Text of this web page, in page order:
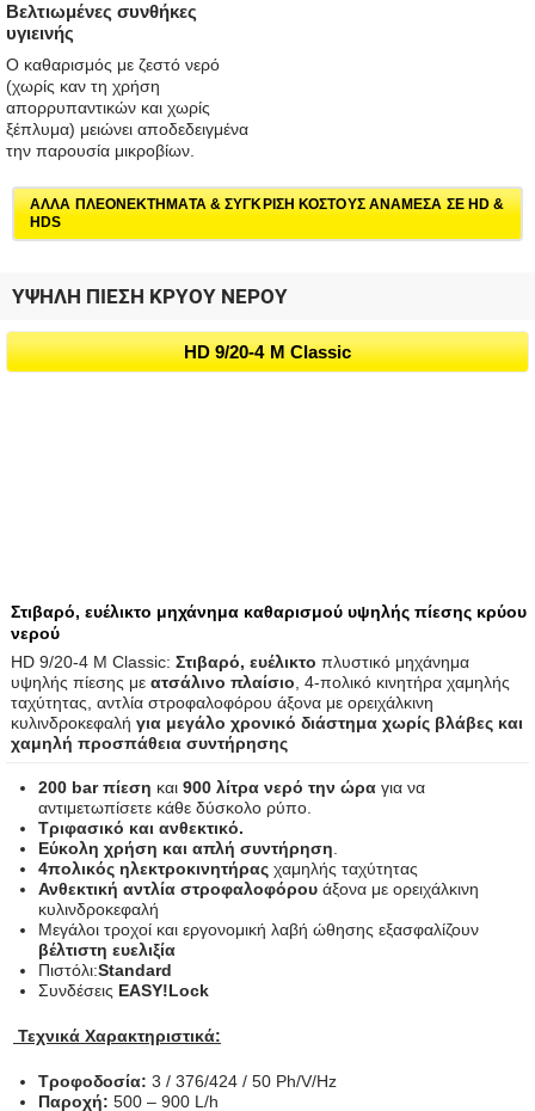
Βελτιωμένες συνθήκες
υγιεινής
Ο καθαρισμός με ζεστό νερό
(χωρίς καν τη χρήση
απορρυπαντικών και χωρίς
ξέπλυμα) μειώνει αποδεδειγμένα
την παρουσία μικροβίων.
ΑΛΛΑ ΠΛΕΟΝΕΚΤΗΜΑΤΑ & ΣΥΓΚΡΙΣΗ ΚΟΣΤΟΥΣ ΑΝΑΜΕΣΑ ΣΕ HD &
HDS
ΥΨΗΛΗ ΠΙΕΣΗ ΚΡΥΟΥ ΝΕΡΟΥ
HD 9/20-4 M Classic
Στιβαρό, ευέλικτο μηχάνημα καθαρισμού υψηλής πίεσης κρύου
νερού
HD 9/20-4 M Classic: Στιβαρό, ευέλικτο πλυστικό μηχάνημα
υψηλής πίεσης με ατσάλινο πλαίσιο, 4-πολικό κινητήρα χαμηλής
ταχύτητας, αντλία στροφαλοφόρου άξονα με ορειχάλκινη
κυλινδροκεφαλή για μεγάλο χρονικό διάστημα χωρίς βλάβες και
χαμηλή προσπάθεια συντήρησης
200 bar πίεση και 900 λίτρα νερό την ώραγια να
αντιμετωπίσετε κάθε δύσκολο ρύπο.
Τριφασικό και ανθεκτικό.
Εύκολη χρήση και απλή συντήρηση.
4πολικός ηλεκτροκινητήραςχαμηλής ταχύτητας
Ανθεκτική αντλία στροφαλοφόρουάξονα με ορειχάλκινη
κυλινδροκεφαλή
Μεγάλοι τροχοί και εργονομική λαβή ώθησης εξασφαλίζουν
βέλτιστη ευελιξία
Πιστόλι:Standard
Συνδέσεις EASY!Lock
Τεχνικά Χαρακτηριστικά:
Τροφοδοσία: 3 / 376/424 / 50 Ph/V/Hz
Παροχή: 500 – 900 L/h